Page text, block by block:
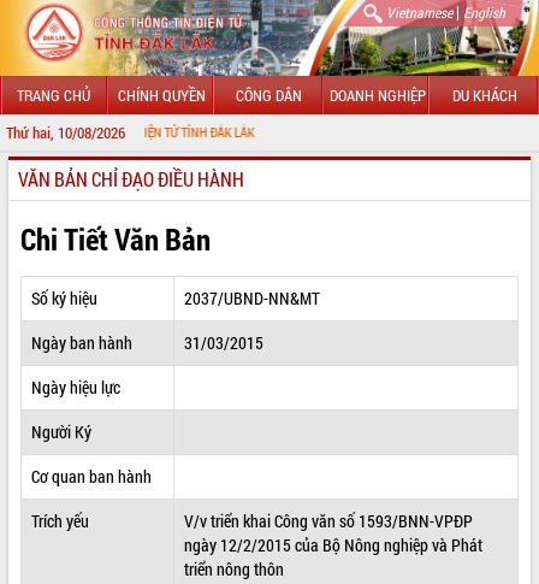
Vietnamese| English
TRANG CHỦ CHÍNH QUYỀN CÔNG DÂN DOANH NGHIỆP DU KHÁCH
Thứ hai, 10/08/2026
THÔNG TIN ĐIỆN TỬ TỈNH ĐẮK LẮK
GIỚI THIỆU
LÃNH ĐẠO UBND TỈNH
TIN TỨC SỰ KIỆN
SỞ, BAN, NGÀNH
THÔNG TIN CHỈ ĐẠO ĐIỀU HÀNH
HỆ THỐNG VĂN BẢN
VĂN BẢN HĐND TỈNH
VĂN BẢN CHỈ ĐẠO ĐIỀU HÀNH
Chi Tiết Văn Bản
Số ký hiệu
2037/UBND-NN&MT
Ngày ban hành
31/03/2015
Ngày hiệu lực
Người Ký
Cơ quan ban hành
Trích yếu
V/v triển khai Công văn số 1593/BNN-VPĐP
ngày 12/2/2015 của Bộ Nông nghiệp và Phát
triển nông thôn